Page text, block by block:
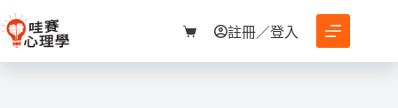
至
購
物
註冊／登入